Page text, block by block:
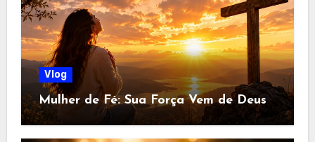
Vlog
Mulher de Fé: Sua Força Vem de Deus